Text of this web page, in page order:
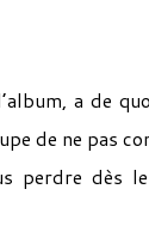
a de
de ne pas
perdre dès